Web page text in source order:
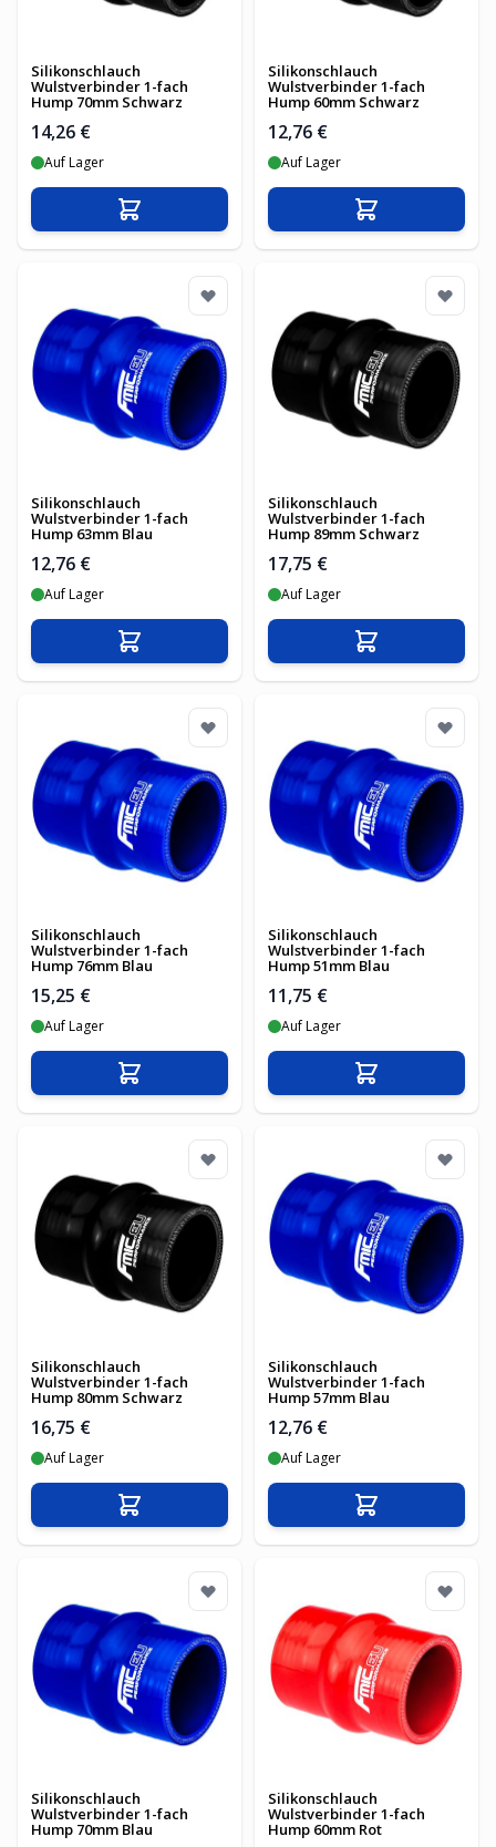
Silikonschlauch
Wulstverbinder 1-fach
Hump 70mm Schwarz
14,26 €
Auf Lager
In den Warenkorb
Silikonschlauch
Wulstverbinder 1-fach
Hump 60mm Schwarz
12,76 €
Auf Lager
In den
Silikonschlauch
Wulstverbinder 1-fach
Hump 63mm Blau
12,76 €
Auf Lager
In den Warenkorb
Silikonschlauch
Wulstverbinder 1-fach
Hump 89mm Schwarz
17,75 €
Auf Lager
In den
Silikonschlauch
Wulstverbinder 1-fach
Hump 76mm Blau
15,25 €
Auf Lager
In den Warenkorb
Silikonschlauch
Wulstverbinder 1-fach
Hump 51mm Blau
11,75 €
Auf Lager
In den
Silikonschlauch
Wulstverbinder 1-fach
Hump 80mm Schwarz
16,75 €
Auf Lager
In den Warenkorb
Silikonschlauch
Wulstverbinder 1-fach
Hump 57mm Blau
12,76 €
Auf Lager
In den
Silikonschlauch
Wulstverbinder 1-fach
Hump 70mm Blau
Silikonschlauch
Wulstverbinder 1-fach
Hump 60mm Rot